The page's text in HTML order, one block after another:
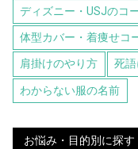
ディズニー・USJのコ
体型カバー・着痩せコ
肩掛けのやり方 死
わからない服の名前
お悩み・目的別に探す